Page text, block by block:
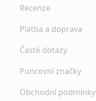
Recenze
Platba a doprava
Časté dotazy
Puncovní značky
Obchodní podmínky